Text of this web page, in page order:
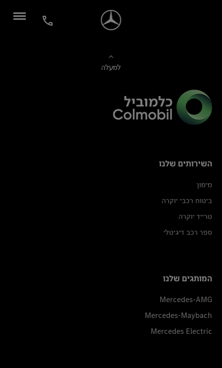
למעלה
השירותים שלנו
מימון
ביטוח רכבי יוקרה
טרייד יוקרה
ספר רכב דיגיטלי
המותגים שלנו
Mercedes-AMG
Mercedes-Maybach
Mercedes Electric